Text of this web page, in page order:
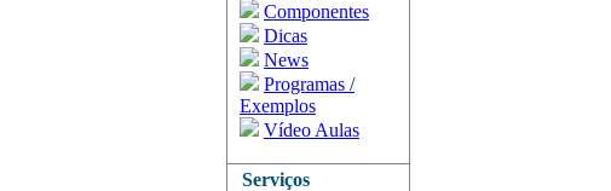
Componentes
Dicas
News
Programas /
Exemplos
Vídeo Aulas
Serviços